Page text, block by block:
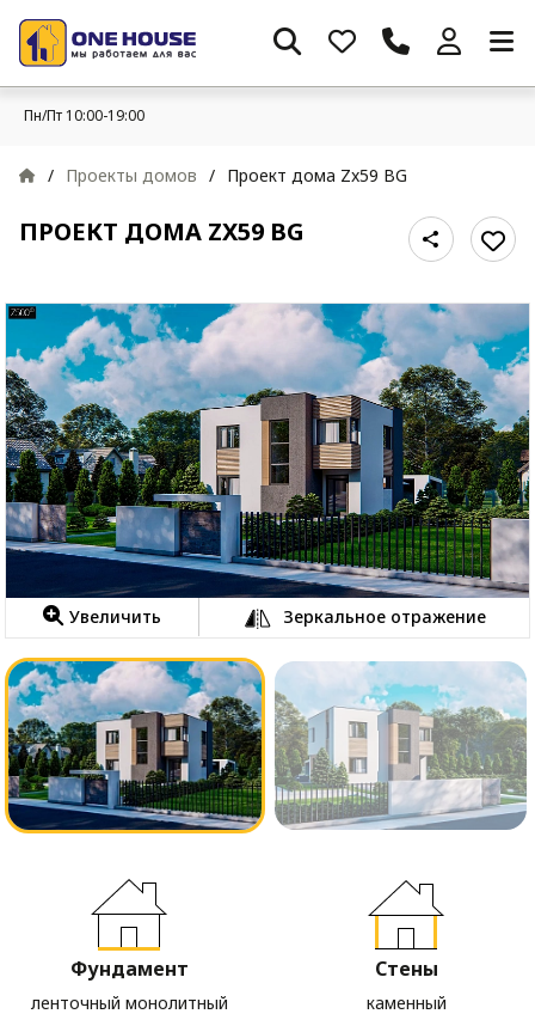
Пн/Пт 10:00-19:00
/ Проекты домов / Проект дома Zx59 BG
ПРОЕКТ ДОМА ZX59 BG
Увеличить Зеркальное отражение
Фундамент
ленточный монолитный
Стены
каменный